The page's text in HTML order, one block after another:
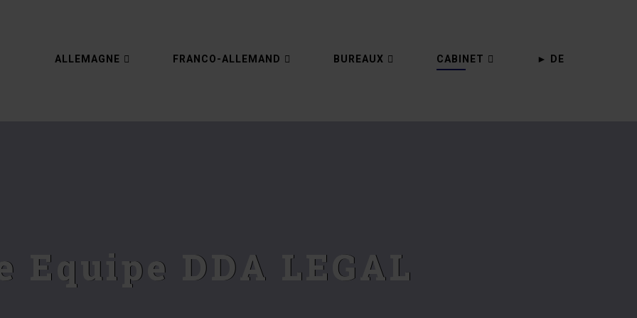
ALLEMAGNE FRANCO-ALLEMAND BUREAUX CABINET ► DE
Equipe DDA LEGAL